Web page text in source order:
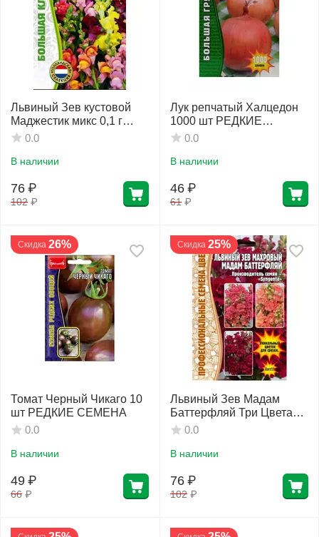
Львиный Зев кустовой
Маджестик микс 0,1 г
РЕДКИЕ СЕМЕНА
0.0
В наличии
102 ₽
76 ₽
Лук репчатый Халцедон
1000 шт РЕДКИЕ
СЕМЕНА
0.0
В наличии
61 ₽
46 ₽
Скидка 26%
Томат Черный Чикаго 10
шт РЕДКИЕ СЕМЕНА
0.0
В наличии
66 ₽
49 ₽
Скидка 25%
Львиный Зев Мадам
Баттерфляй Три Цвета
Бронзы 7 шт РЕДКИЕ
0.0
В наличии
102 ₽
76 ₽